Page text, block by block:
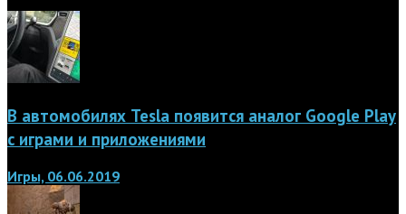
В автомобилях Tesla появится аналог Google Play
с играми и приложениями
Игры, 06.06.2019